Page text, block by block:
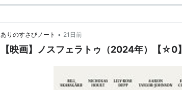
ありのすさびノート • 21日前
【映画】ノスフェラトゥ（2024年）【☆0】